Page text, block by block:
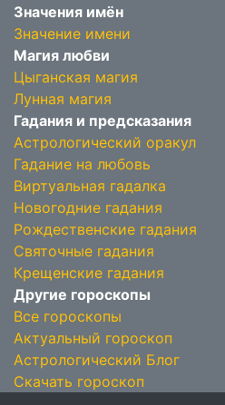
Значения имён
Значение имени
Магия любви
Цыганская магия
Лунная магия
Гадания и предсказания
Астрологический оракул
Гадание на любовь
Виртуальная гадалка
Новогодние гадания
Рождественские гадания
Святочные гадания
Крещенские гадания
Другие гороскопы
Все гороскопы
Актуальный гороскоп
Астрологический Блог
Скачать гороскоп